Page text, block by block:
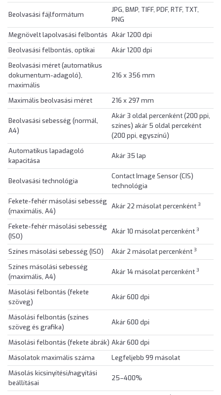
Beolvasási fájlformátum
JPG, BMP, TIFF, PDF, RTF, TXT,
PNG
Megnövelt lapolvasási felbontás Akár 1200 dpi
Beolvasási felbontás, optikai
Akár 1200 dpi
Beolvasási méret (automatikus
dokumentum-adagoló),
maximális
216 x 356 mm
Maximális beolvasási méret 216 x 297 mm
Beolvasási sebesség (normál,
A4)
Akár 3 oldal percenként (200 ppi,
színes) akár 5 oldal perceként
(200 ppi, egyszínű)
Automatikus lapadagoló
kapacitása
Akár 35 lap
Beolvasási technológia
Contact Image Sensor (CIS)
technológia
Fekete-fehér másolási sebesség
(maximális, A4)
Akár 22 másolat percenként 3
Fekete-fehér másolási sebesség
(ISO)
Akár 10 másolat percenként 3
Színes másolási sebesség (ISO) Akár 2 másolat percenként 3
Színes másolási sebesség
(maximális, A4)
Akár 14 másolat percenként 3
Másolási felbontás (fekete
szöveg)
Akár 600 dpi
Másolási felbontás (színes
szöveg és grafika)
Akár 600 dpi
Másolási felbontás (fekete ábrák) Akár 600 dpi
Másolatok maximális száma
Legfeljebb 99 másolat
Másolás kicsinyítési/nagyítási
beállításai
25–400%